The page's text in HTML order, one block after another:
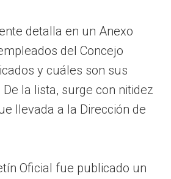
detalla en un Anexo
del Concejo
y cuáles son sus
la lista, surge con nitidez
llevada a la Dirección de
Oficial fue publicado un